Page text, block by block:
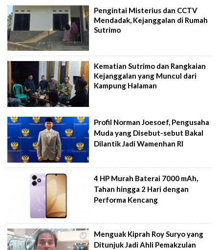
Pengintai Misterius dan CCTV
Mendadak, Kejanggalan di Rumah
Sutrimo
Kematian Sutrimo dan Rangkaian
Kejanggalan yang Muncul dari
Kampung Halaman
Profil Norman Joesoef, Pengusaha
Muda yang Disebut-sebut Bakal
Dilantik Jadi Wamenhan RI
4 HP Murah Baterai 7000 mAh,
Tahan hingga 2 Hari dengan
Performa Kencang
Menguak Kiprah Roy Suryo yang
Ditunjuk Jadi Ahli Pemakzulan